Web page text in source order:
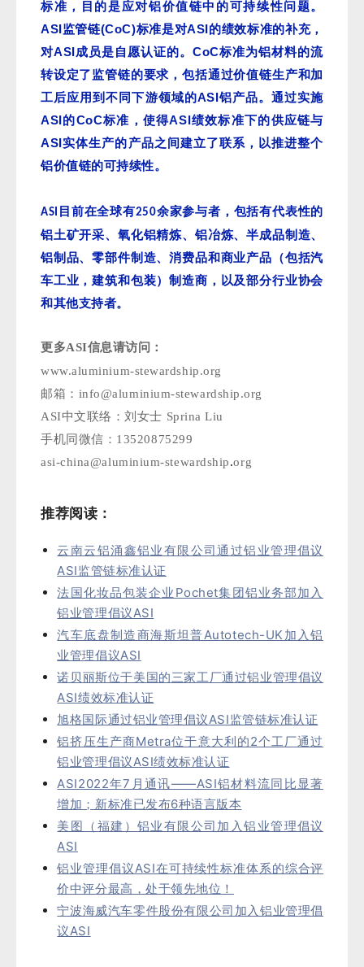
标准，目的是应对铝价值链中的可持续性问题。
ASI监管链(CoC)标准是对ASI的绩效标准的补充，
对ASI成员是自愿认证的。CoC标准为铝材料的流
转设定了监管链的要求，包括通过价值链生产和加
工后应用到不同下游领域的ASI铝产品。通过实施
ASI的CoC标准，使得ASI绩效标准下的供应链与
ASI实体生产的产品之间建立了联系，以推进整个
铝价值链的可持续性。
ASI 目前在全球有250余家参与者，包括有代表性的
铝土矿开采、氧化铝精炼、铝冶炼、半成品制造、
铝制品、零部件制造、消费品和商业产品（包括汽
车工业，建筑和包装）制造商，以及部分行业协会
和其他支持者。
更多ASI信息请访问：
www.aluminium-stewardship.org
邮箱：info@aluminium-stewardship.org
ASI中文联络：刘女士 Sprina Liu
手机同微信：13520875299
asi-china@aluminium-stewardship.org
推荐阅读：
云南云铝涌鑫铝业有限公司通过铝业管理倡议
ASI监管链标准认证
法国化妆品包装企业Pochet集团铝业务部加入
铝业管理倡议ASI
汽车底盘制造商海斯坦普Autotech-UK加入铝
业管理倡议ASI
诺贝丽斯位于美国的三家工厂通过铝业管理倡议
ASI绩效标准认证
旭格国际通过铝业管理倡议ASI监管链标准认证
铝挤压生产商Metra位于意大利的2个工厂通过
铝业管理倡议ASI绩效标准认证
ASI2022年7月通讯——ASI铝材料流同比显著
增加；新标准已发布6种语言版本
美图（福建）铝业有限公司加入铝业管理倡议
ASI
铝业管理倡议ASI在可持续性标准体系的综合评
价中评分最高，处于领先地位！
宁波海威汽车零件股份有限公司加入铝业管理倡
议ASI